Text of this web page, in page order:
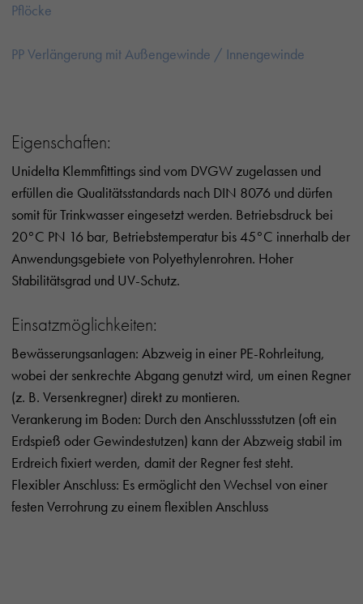
Pflöcke
PP Verlängerung mit Außengewinde / Innengewinde
Eigenschaften:
Unidelta Klemmfittings sind vom DVGW zugelassen und
erfüllen die Qualitätsstandards nach DIN 8076 und dürfen
somit für Trinkwasser eingesetzt werden. Betriebsdruck bei
20°C PN 16 bar, Betriebstemperatur bis 45°C innerhalb der
Anwendungsgebiete von Polyethylenrohren. Hoher
Stabilitätsgrad und UV-Schutz.
Einsatzmöglichkeiten:
Bewässerungsanlagen: Abzweig in einer PE-Rohrleitung,
wobei der senkrechte Abgang genutzt wird, um einen Regner
(z. B. Versenkregner) direkt zu montieren.
Verankerung im Boden: Durch den Anschlussstutzen (oft ein
Erdspieß oder Gewindestutzen) kann der Abzweig stabil im
Erdreich fixiert werden, damit der Regner fest steht.
Flexibler Anschluss: Es ermöglicht den Wechsel von einer
festen Verrohrung zu einem flexiblen Anschluss